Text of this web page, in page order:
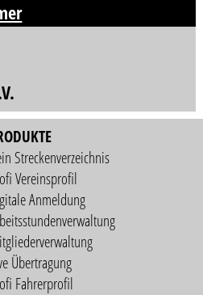
Streckenverzeichnis
Vereinsprofil
Anmeldung
Übertragung
Fahrerprofil